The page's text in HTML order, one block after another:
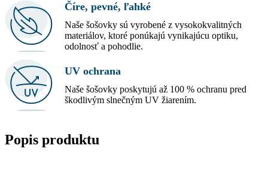
Číre, pevné, ľahké
Naše šošovky sú vyrobené z vysokokvalitných
materiálov, ktoré ponúkajú vynikajúcu optiku,
odolnosť a pohodlie.
UV ochrana
Naše šošovky poskytujú až 100 % ochranu pred
škodlivým slnečným UV žiarením.
Popis produktu